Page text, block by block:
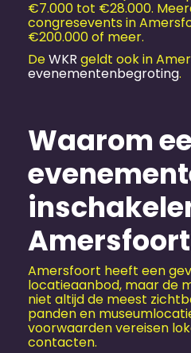
€7.000 tot €28.000.
congresevents in
€200.000 of meer.
DeWKR geldt ook in
evenementenbegroting.
Waarom
Amersfoort heeft een
locatieaanbod, maar de
niet altijd de meest
panden en
voorwaarden vereisen
contacten.